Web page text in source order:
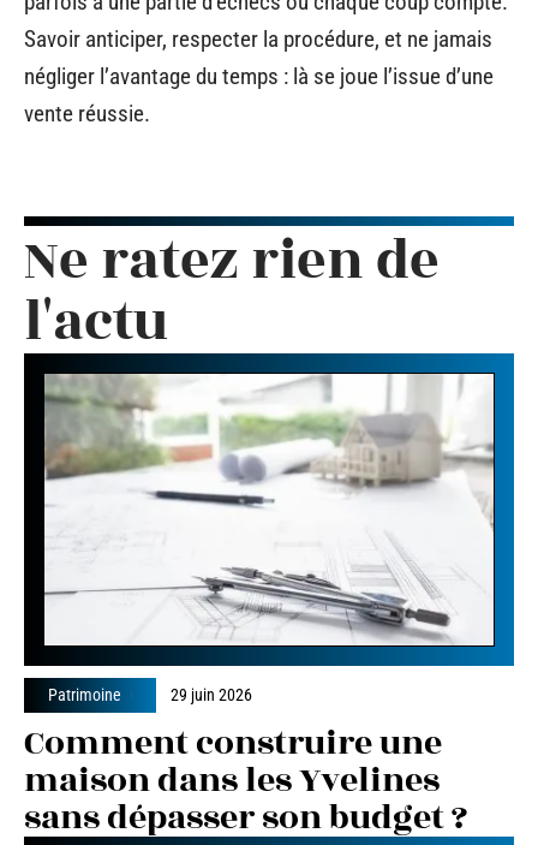
Savoir anticiper, respecter la procédure, et ne jamais
négliger l’avantage du temps : là se joue l’issue d’une
vente réussie.
Ne ratez rien de
l'actu
Patrimoine 29 juin 2026
Comment construire une
maison dans les Yvelines
sans dépasser son budget ?